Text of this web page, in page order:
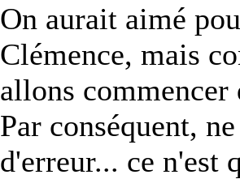
On aurait aimé
Clémence, mais
allons
Par conséquent,
d'erreur... ce n'est